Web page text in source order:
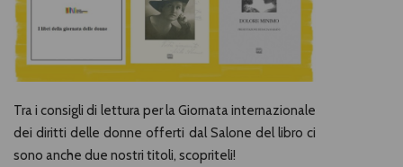
Tra i consigli di lettura per la Giornata internazionale
dei diritti delle donne offerti dal Salone del libro ci
sono anche due nostri titoli, scopriteli!